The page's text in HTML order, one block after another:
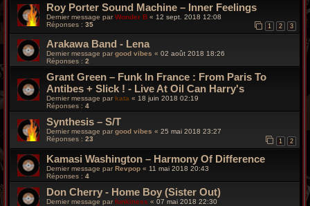
Roy Porter Sound Machine – Inner Feelings
Dernier message parWonder B « 12 sept. 2018 12:08
Réponses : 35 1 2 3
Arakawa Band - Lena
Dernier message par good vibes « 02 août 2018 18:26
Réponses : 2
Grant Green – Funk In France : From Paris To
Antibes + Slick ! - Live At Oil Can Harry's
Dernier message par kata « 18 juin 2018 02:19
Réponses : 4
Synthesis – S/T
Dernier message par good vibes « 25 mai 2018 23:27
Réponses : 23 1 2
Kamasi Washington – Harmony Of Difference
Dernier message parRevpop « 11 mai 2018 20:43
Réponses : 4
Don Cherry - Home Boy (Sister Out)
Dernier message par funkiness « 07 mai 2018 22:30